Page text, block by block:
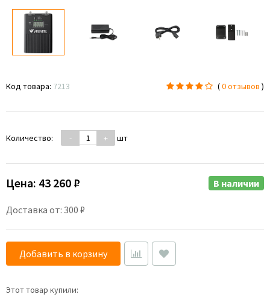
Код товара: 7213 (0 отзывов )
Количество: - + шт
Цена: 43 260 ₽
Доставка от: 300 ₽
В наличии
Добавить в корзину
Этот товар купили: